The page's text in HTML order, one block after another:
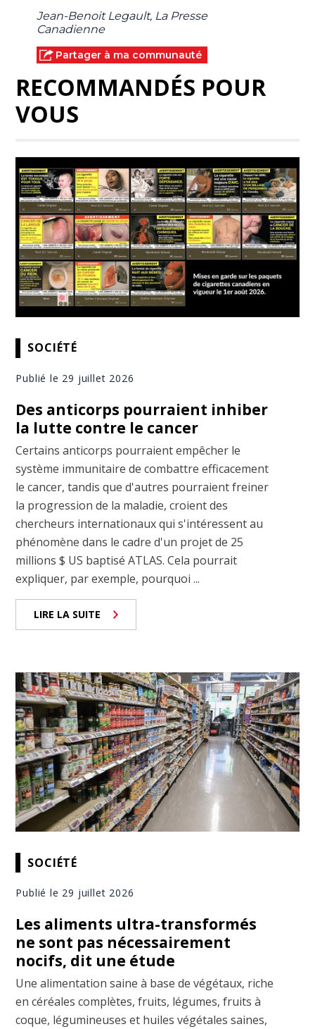
Jean-Benoit Legault, La Presse
Canadienne
Partager à ma communauté
RECOMMANDÉS POUR
VOUS
SOCIÉTÉ
Publié le 29 juillet 2026
Des anticorps pourraient inhiber
la lutte contre le cancer
Certains anticorps pourraient empêcher le
système immunitaire de combattre efficacement
le cancer, tandis que d'autres pourraient freiner
la progression de la maladie, croient des
chercheurs internationaux qui s'intéressent au
phénomène dans le cadre d'un projet de 25
millions $ US baptisé ATLAS. Cela pourrait
expliquer, par exemple, pourquoi ...
LIRE LA SUITE
SOCIÉTÉ
Publié le 29 juillet 2026
Les aliments ultra-transformés
ne sont pas nécessairement
nocifs, dit une étude
Une alimentation saine à base de végétaux, riche
en céréales complètes, fruits, légumes, fruits à
coque, légumineuses et huiles végétales saines,